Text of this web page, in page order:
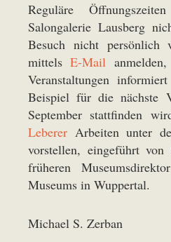
Reguläre
Salongalerie Lausberg
Besuch nicht persönlich
mittelsE-Mail
Veranstaltungen
Beispiel für die nächste
September stattfinden
Leberer Arbeiten unter
vorstellen, eingeführt
früheren
Museums in Wuppertal.
Michael S. Zerban